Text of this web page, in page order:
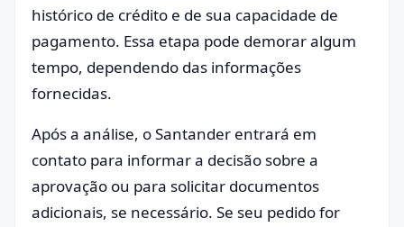
histórico de crédito e de sua capacidade de
pagamento. Essa etapa pode demorar algum
tempo, dependendo das informações
fornecidas.
Após a análise, o Santander entrará em
contato para informar a decisão sobre a
aprovação ou para solicitar documentos
adicionais, se necessário. Se seu pedido for